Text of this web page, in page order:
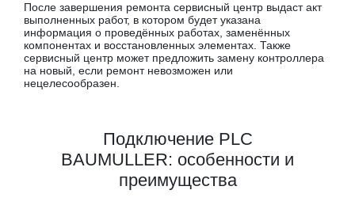
После завершения ремонта сервисный центр выдаст акт
выполненных работ, в котором будет указана
информация о проведённых работах, заменённых
компонентах и восстановленных элементах. Также
сервисный центр может предложить замену контроллера
на новый, если ремонт невозможен или
нецелесообразен.
Подключение PLC
BAUMULLER: особенности и
преимущества